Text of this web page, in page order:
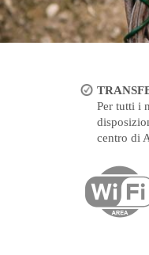
Per tutti i
centro di